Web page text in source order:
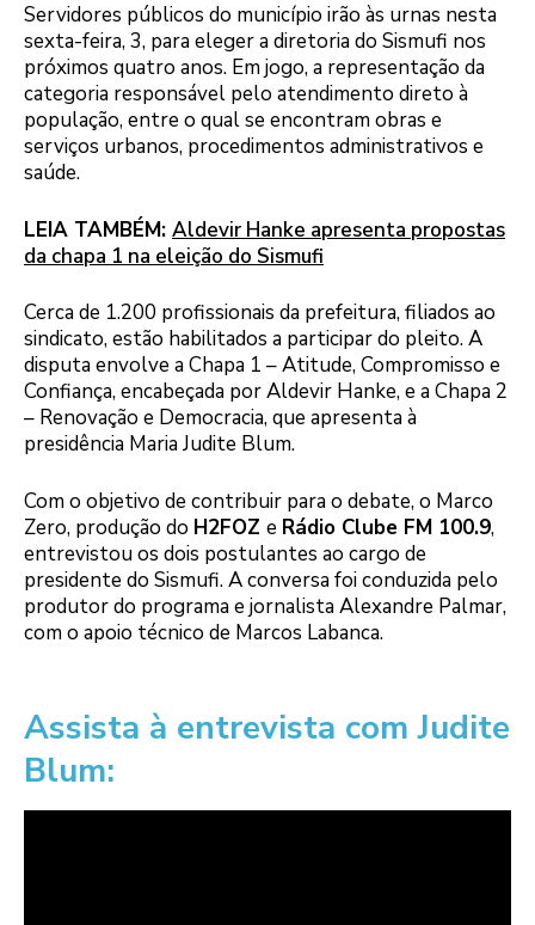
Servidores públicos do município irão às urnas nesta
sexta-feira, 3, para eleger a diretoria do Sismufi nos
próximos quatro anos. Em jogo, a representação da
categoria responsável pelo atendimento direto à
população, entre o qual se encontram obras e
serviços urbanos, procedimentos administrativos e
saúde.
LEIA TAMBÉM: Aldevir Hanke apresenta propostas
da chapa 1 na eleição do Sismufi
Cerca de 1.200 profissionais da prefeitura, filiados ao
sindicato, estão habilitados a participar do pleito. A
disputa envolve a Chapa 1 – Atitude, Compromisso e
Confiança, encabeçada por Aldevir Hanke, e a Chapa 2
– Renovação e Democracia, que apresenta à
presidência Maria Judite Blum.
Com o objetivo de contribuir para o debate, o Marco
Zero, produção do H2FOZ e Rádio Clube FM 100.9,
entrevistou os dois postulantes ao cargo de
presidente do Sismufi. A conversa foi conduzida pelo
produtor do programa e jornalista Alexandre Palmar,
com o apoio técnico de Marcos Labanca.
Assista à entrevista com Judite
Blum: